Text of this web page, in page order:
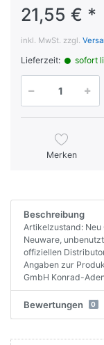
21,55 € *
inkl. MwSt. zzgl.
Lieferzeit: sofort
Merken
Beschreibung
Artikelzustand: Neu
Neuware,
offiziellen
Angaben zur
GmbH Konrad-
Bewertungen 0